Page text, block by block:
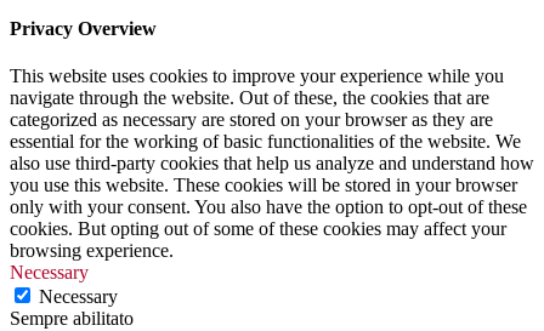
Privacy Overview
This website uses cookies to improve your experience while you
navigate through the website. Out of these, the cookies that are
categorized as necessary are stored on your browser as they are
essential for the working of basic functionalities of the website. We
also use third-party cookies that help us analyze and understand how
you use this website. These cookies will be stored in your browser
only with your consent. You also have the option to opt-out of these
cookies. But opting out of some of these cookies may affect your
browsing experience.
Necessary
Necessary
Sempre abilitato